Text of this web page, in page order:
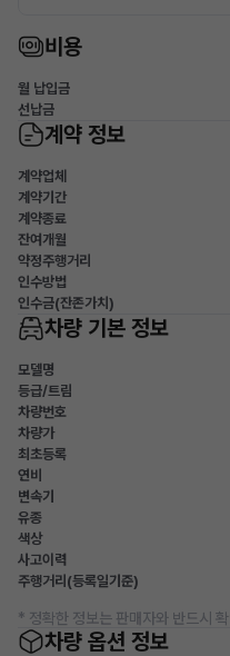
비용
월 납입금
선납금
계약 정보
계약업체
계약기간
계약종료
잔여개월
약정주행거리
인수방법
인수금(잔존가치)
차량 기본 정보
모델명
등급/트림
차량번호
차량가
최초등록
연비
변속기
유종
색상
사고이력
주행거리(등록일기준)
* 정확한 정보는 판매자와 반드시
차량 옵션 정보